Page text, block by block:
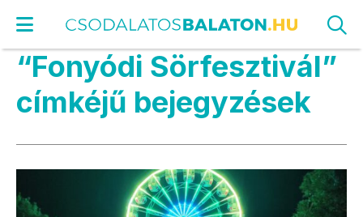
“Fonyódi Sörfesztivál”
címkéjű bejegyzések